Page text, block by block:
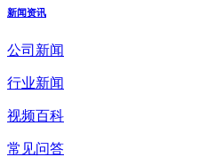
新闻资讯
公司新闻
行业新闻
视频百科
常见问答